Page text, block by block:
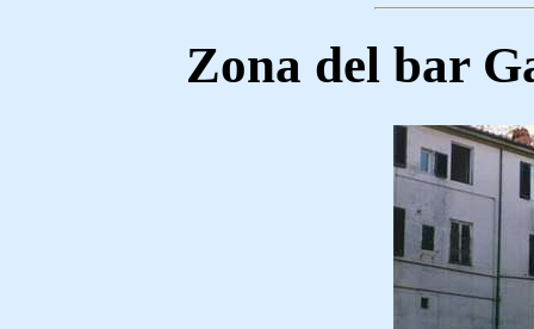
Zona del bar